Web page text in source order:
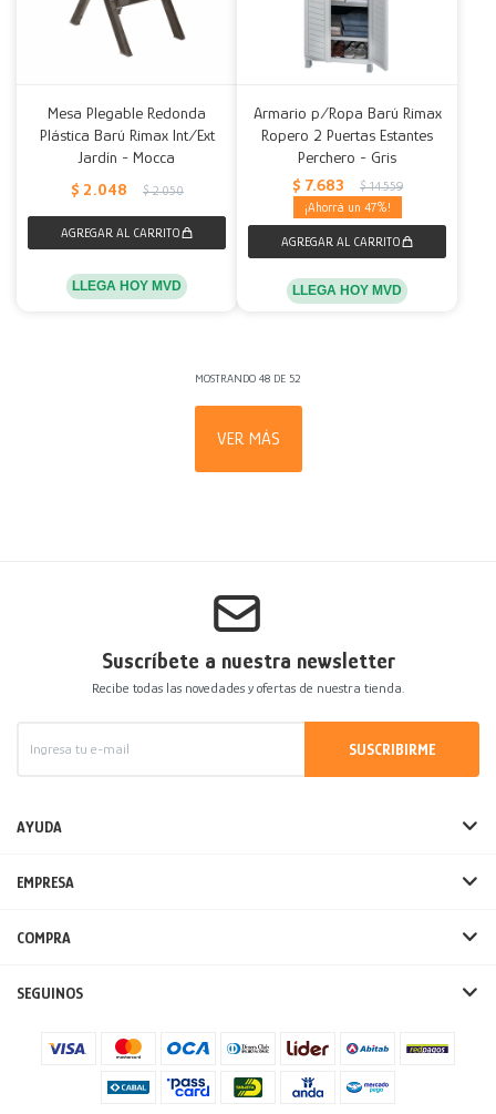
Mesa Plegable Redonda
Plástica Barú Rimax Int/Ext
Jardín - Mocca
$ 2.048 $ 2.050
LLEGA HOY MVD
Armario p/Ropa Barú Rimax
Ropero 2 Puertas Estantes
Perchero - Gris
$ 7.683 $ 14.559
47
LLEGA HOY MVD
MOSTRANDO 48 DE 52
VER MÁS
Suscríbete a nuestra newsletter
Recibe todas las novedades y ofertas de nuestra tienda.
SUSCRIBIRME
AYUDA
EMPRESA
COMPRA
SEGUINOS